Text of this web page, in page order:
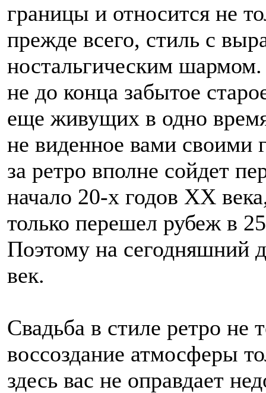
границы и относится не
прежде всего, стиль с
ностальгическим
не до конца забытое
еще живущих в одно
не виденное вами своими
за ретро вполне сойдет
начало 20-х годов XX
только перешел рубеж в
Поэтому на сегодняшний
век.
Свадьба в стиле ретро не
воссоздание атмосферы
здесь вас не оправдает